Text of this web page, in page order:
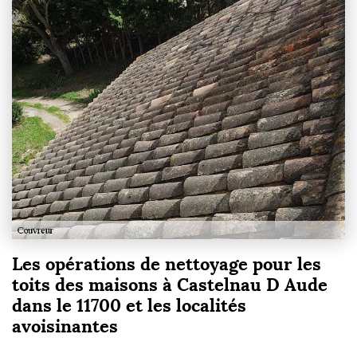
Les opérations de nettoyage pour les
toits des maisons à Castelnau D Aude
dans le 11700 et les localités
avoisinantes